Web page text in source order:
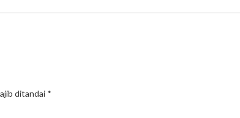
ditandai *